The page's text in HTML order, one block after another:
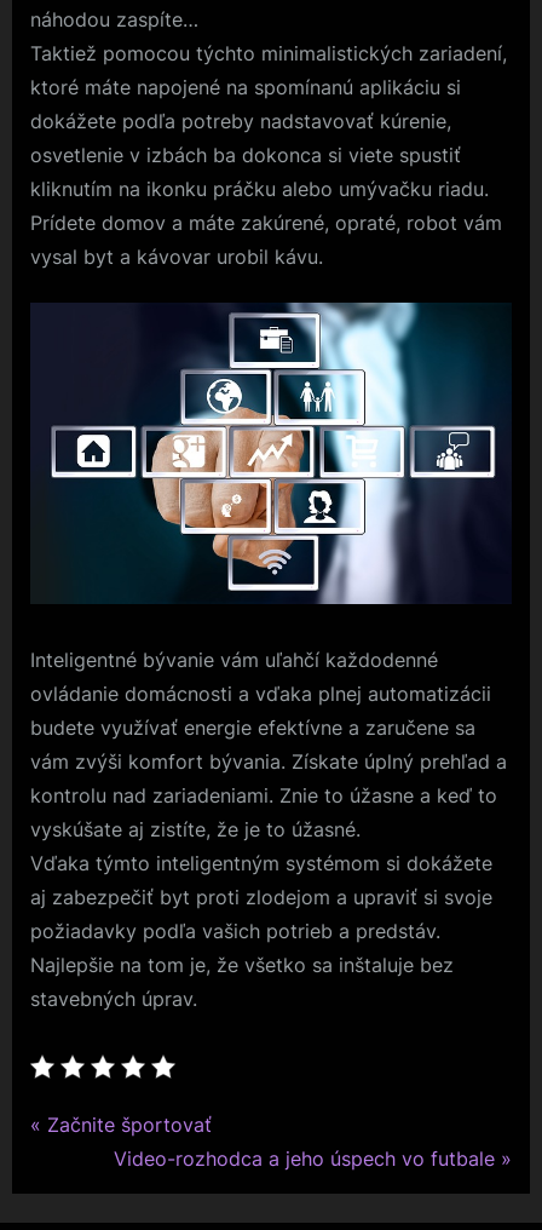
náhodou zaspíte…
Taktiež pomocou týchto minimalistických zariadení,
ktoré máte napojené na spomínanú aplikáciu si
dokážete podľa potreby nadstavovať kúrenie,
osvetlenie v izbách ba dokonca si viete spustiť
kliknutím na ikonku práčku alebo umývačku riadu.
Prídete domov a máte zakúrené, opraté, robot vám
vysal byt a kávovar urobil kávu.
Inteligentné bývanie vám uľahčí každodenné
ovládanie domácnosti a vďaka plnej automatizácii
budete využívať energie efektívne a zaručene sa
vám zvýši komfort bývania. Získate úplný prehľad a
kontrolu nad zariadeniami. Znie to úžasne a keď to
vyskúšate aj zistíte, že je to úžasné.
Vďaka týmto inteligentným systémom si dokážete
aj zabezpečiť byt proti zlodejom a upraviť si svoje
požiadavky podľa vašich potrieb a predstáv.
Najlepšie na tom je, že všetko sa inštaluje bez
stavebných úprav.
Navigace
P
e
v
Začnite športovať
N
e
x
Video-rozhodca a jeho úspech vo futbale